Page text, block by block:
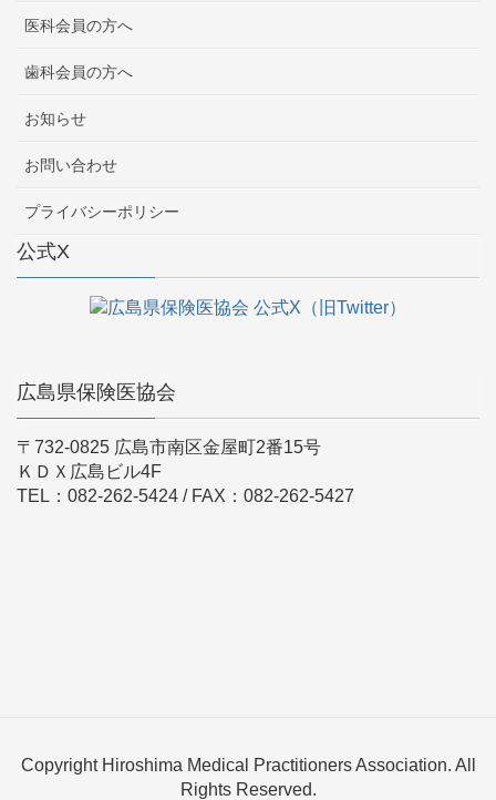
医科会員の方へ
歯科会員の方へ
お知らせ
お問い合わせ
プライバシーポリシー
公式X
広島県保険医協会
〒732-0825 広島市南区金屋町2番15号
ＫＤＸ広島ビル4F
TEL：082-262-5424 / FAX：082-262-5427
Copyright Hiroshima Medical Practitioners Association. All
Rights Reserved.